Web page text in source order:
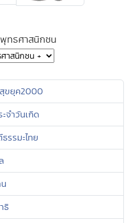
ทธศาสนิกชน
ขยุค2000
จำวันเกิด
รรมะไทย
ธิ